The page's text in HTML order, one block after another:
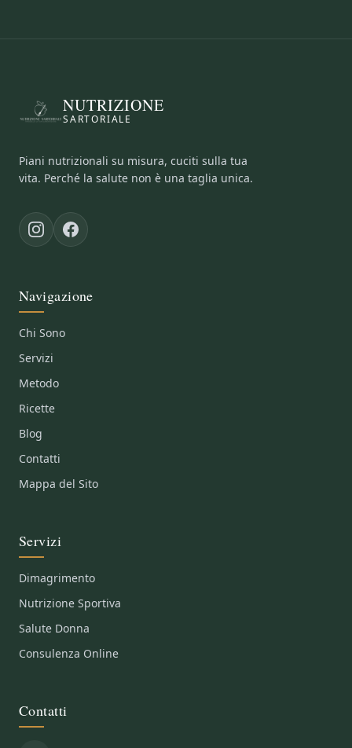
NUTRIZIONE
SARTORIALE
Piani nutrizionali su misura, cuciti sulla tua
vita. Perché la salute non è una taglia unica.
Navigazione
Chi Sono
Servizi
Metodo
Ricette
Blog
Contatti
Mappa del Sito
Servizi
Dimagrimento
Nutrizione Sportiva
Salute Donna
Consulenza Online
Contatti